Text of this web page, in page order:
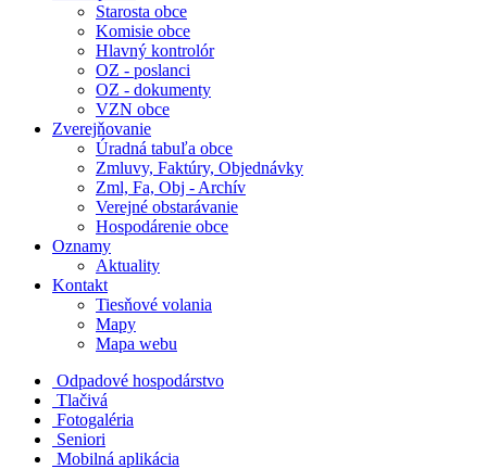
Starosta obce
Komisie obce
Hlavný kontrolór
OZ - poslanci
OZ - dokumenty
VZN obce
Zverejňovanie
Úradná tabuľa obce
Zmluvy, Faktúry, Objednávky
Zml, Fa, Obj - Archív
Verejné obstarávanie
Hospodárenie obce
Oznamy
Aktuality
Kontakt
Tiesňové volania
Mapy
Mapa webu
Odpadové hospodárstvo
Tlačivá
Fotogaléria
Seniori
Mobilná aplikácia